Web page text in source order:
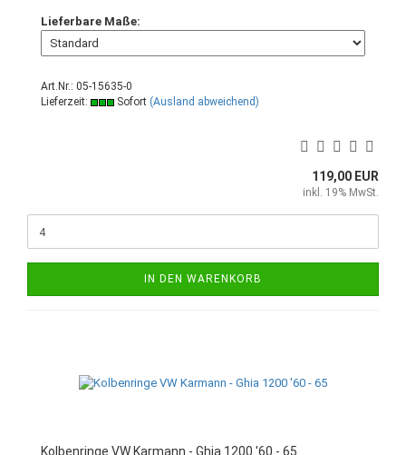
Lieferbare Maße:
Art.Nr.: 05-15635-0
Lieferzeit:
Sofort (Ausland abweichend)
119,00 EUR
inkl. 19% MwSt.
IN DEN WARENKORB
Kolbenringe VW Karmann - Ghia 1200 '60 - 65